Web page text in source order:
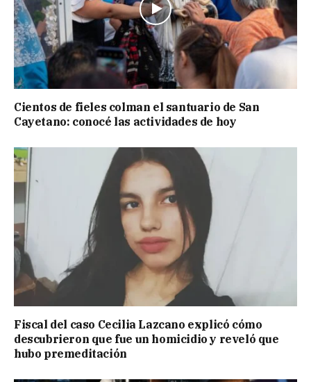
Cientos de fieles colman el santuario de San
Cayetano: conocé las actividades de hoy
Fiscal del caso Cecilia Lazcano explicó cómo
descubrieron que fue un homicidio y reveló que
hubo premeditación